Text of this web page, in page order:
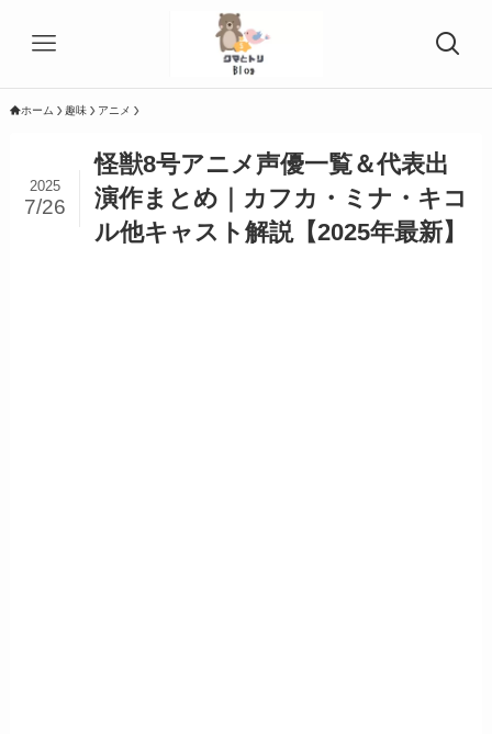
ホーム 趣味 アニメ
怪獣8号アニメ声優一覧＆代表出
演作まとめ｜カフカ・ミナ・キコ
ル他キャスト解説【2025年最新】
2025
7/26